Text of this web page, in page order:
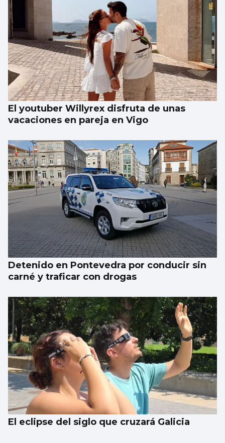
Preparados para todo lo que venga
El youtuber Willyrex disfruta de unas
vacaciones en pareja en Vigo
Detenido en Pontevedra por conducir sin
carné y traficar con drogas
El eclipse del siglo que cruzará Galicia